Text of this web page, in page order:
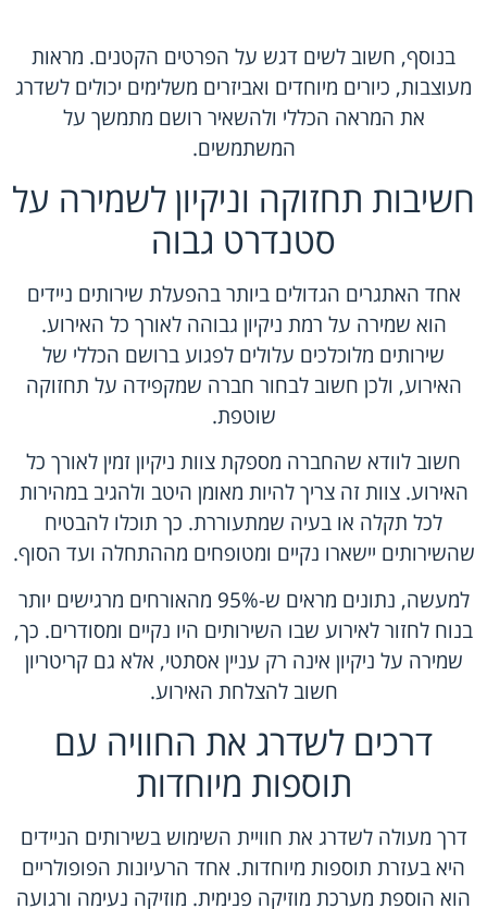
בנוסף, חשוב לשים דגש על הפרטים הקטנים. מראות
מעוצבות, כיורים מיוחדים ואביזרים משלימים יכולים לשדרג
את המראה הכללי ולהשאיר רושם מתמשך על
המשתמשים.
חשיבות תחזוקה וניקיון לשמירה על
סטנדרט גבוה
אחד האתגרים הגדולים ביותר בהפעלת שירותים ניידים
הוא שמירה על רמת ניקיון גבוהה לאורך כל האירוע.
שירותים מלוכלכים עלולים לפגוע ברושם הכללי של
האירוע, ולכן חשוב לבחור חברה שמקפידה על תחזוקה
שוטפת.
חשוב לוודא שהחברה מספקת צוות ניקיון זמין לאורך כל
האירוע. צוות זה צריך להיות מאומן היטב ולהגיב במהירות
לכל תקלה או בעיה שמתעוררת. כך תוכלו להבטיח
שהשירותים יישארו נקיים ומטופחים מההתחלה ועד הסוף.
למעשה, נתונים מראים ש-95% מהאורחים מרגישים יותר
בנוח לחזור לאירוע שבו השירותים היו נקיים ומסודרים. כך,
שמירה על ניקיון אינה רק עניין אסתטי, אלא גם קריטריון
חשוב להצלחת האירוע.
דרכים לשדרג את החוויה עם
תוספות מיוחדות
דרך מעולה לשדרג את חוויית השימוש בשירותים הניידים
היא בעזרת תוספות מיוחדות. אחד הרעיונות הפופולריים
הוא הוספת מערכת מוזיקה פנימית. מוזיקה נעימה ורגועה